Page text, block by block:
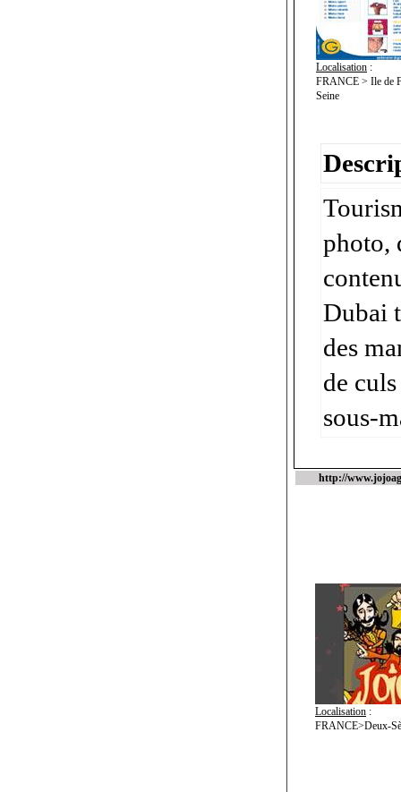
Localisation :
FRANCE > Ile de
Seine
photo,
Dubai
des
de
sous-
http://
Localisation :
FRANCE>Deux-